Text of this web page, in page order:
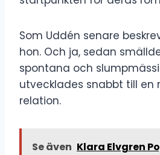
Som Uddén senare
hon. Och ja, sedan
spontana och
utvecklades snabbt till en
relation.
Se även Klara Elvgren